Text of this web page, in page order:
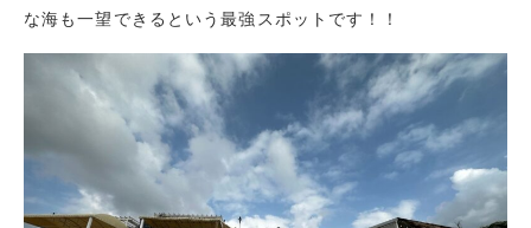
な海も一望できるという最強スポットです！！